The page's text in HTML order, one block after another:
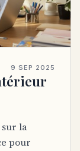
9 SEP 2025
sur la
pour